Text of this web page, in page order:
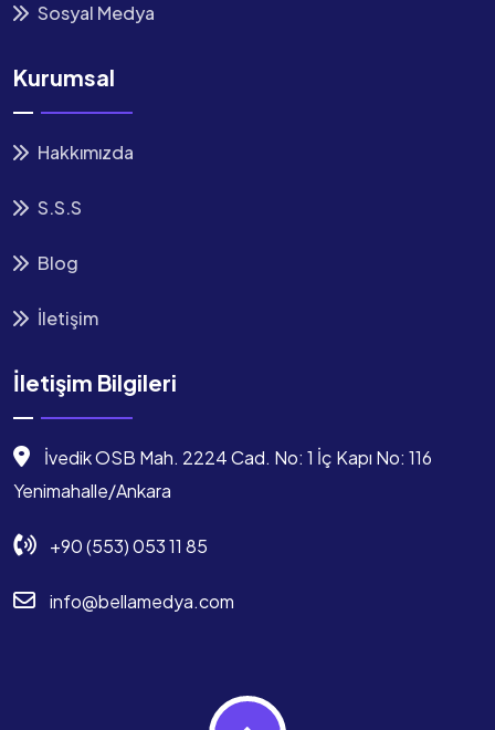
Sosyal Medya
Kurumsal
Hakkımızda
S.S.S
Blog
İletişim
İletişim Bilgileri
İvedik OSB Mah. 2224 Cad. No: 1 İç Kapı No: 116
Yenimahalle/Ankara
+90 (553) 053 11 85
info@bellamedya.com